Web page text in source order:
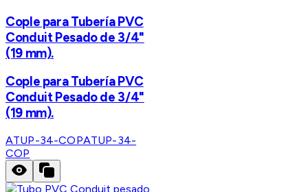
Cople para Tubería PVC
Conduit Pesado de 3/4"
(19 mm).
Cople para Tubería PVC
Conduit Pesado de 3/4"
(19 mm).
ATUP-34-COPATUP-34-
COP